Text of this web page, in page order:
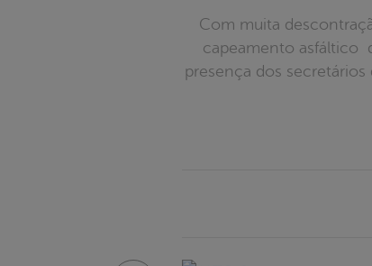
Com muita
capeamento asfáltico
presença dos